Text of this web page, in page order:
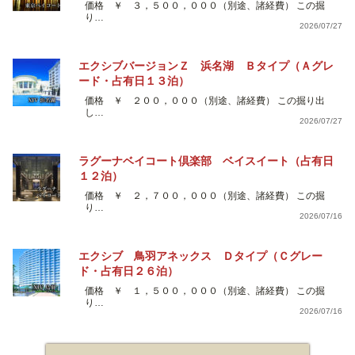
価格 ￥ ３，５００，０００（別途、諸経費） この掘
り…
2026/07/27
エクシブバージョンＺ 浜名湖 Ｂタイプ（Ａグレ
ード・占有日１３泊）
価格 ￥ ２００，０００（別途、諸経費） この掘り出
し…
2026/07/27
ラグーナベイコート倶楽部 ベイスイート（占有日
１２泊）
価格 ￥ ２，７００，０００（別途、諸経費） この掘
り…
2026/07/16
エクシブ 鳥羽アネックス Ｄタイプ（Ｃグレー
ド・占有日２６泊）
価格 ￥ １，５００，０００（別途、諸経費） この掘
り…
2026/07/16